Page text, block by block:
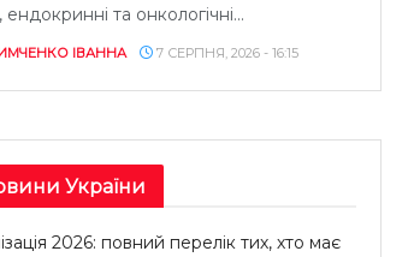
ендокринні та онкологічні...
ІВАННА 7 СЕРПНЯ, 2026 - 16:15
України
2026: повний перелік тих, хто має